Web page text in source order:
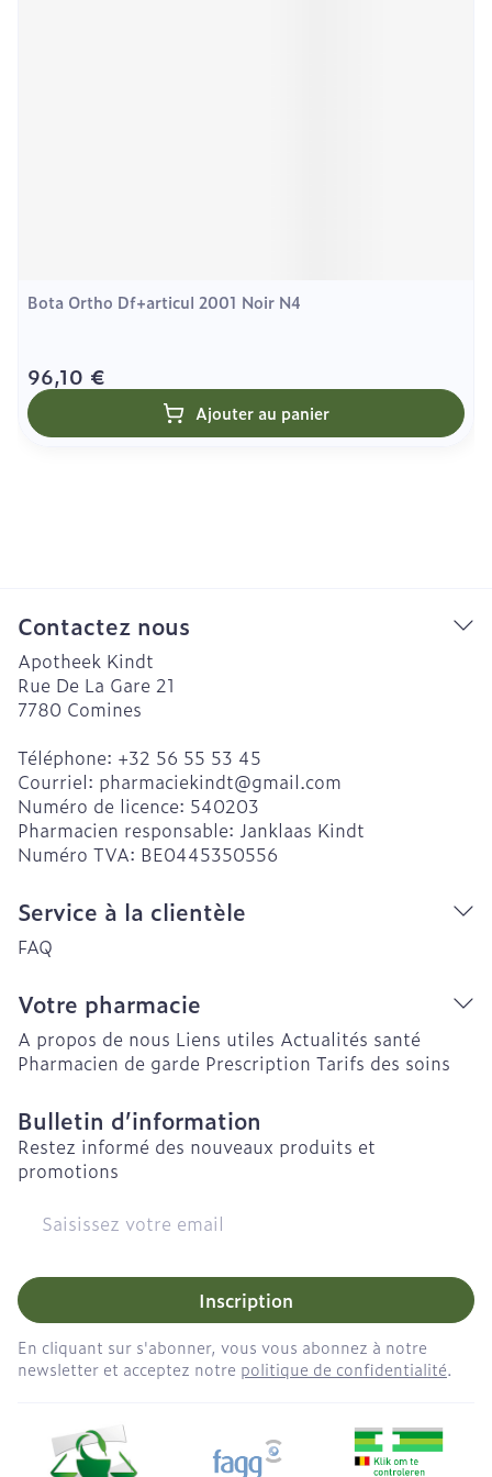
Bota Ortho Df+articul 2001 Noir N4
96,10 €
Ajouter au panier
Contactez nous
Apotheek Kindt
Rue De La Gare 21
7780 Comines
Téléphone: +32 56 55 53 45
Courriel: pharmaciekindt@gmail.com
Numéro de licence: 540203
Pharmacien responsable: Janklaas Kindt
Numéro TVA: BE0445350556
Service à la clientèle
FAQ
Votre pharmacie
A propos de nous Liens utiles Actualités santé
Pharmacien de garde Prescription Tarifs des soins
Bulletin d’information
Restez informé des nouveaux produits et
promotions
Adresse mail
Inscription
En cliquant sur s'abonner, vous vous abonnez à notre
newsletter et acceptez notre politique de confidentialité.